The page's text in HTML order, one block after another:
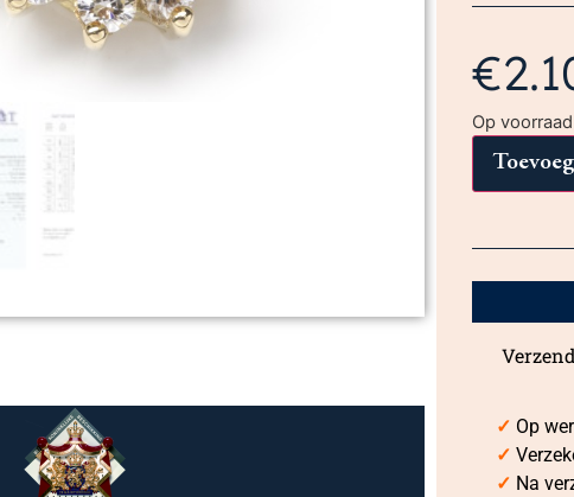
€
Op voorraad
✓ Op
✓
✓ Na